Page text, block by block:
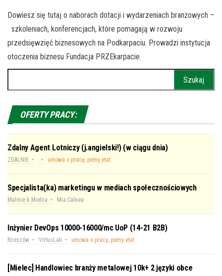
Dowiesz się tutaj o naborach dotacji i wydarzeniach branżowych –
szkoleniach, konferencjach, które pomagają w rozwoju
przedsięwzięć biznesowych na Podkarpaciu. Prowadzi instytucja
otoczenia biznesu Fundacja PRZEkarpacie.
OFERTY PRACY:
Zdalny Agent Lotniczy (j.angielski!) (w ciągu dnia)
ZDALNIE umowa o pracę, pełny etat
Specjalista(ka) marketingu w mediach społecznościowych
Malinie k.Mielca Mia Calnea
Inżynier DevOps 10000-16000/mc UoP (14-21 B2B)
Rzeszów VirtusLab umowa o pracę, pełny etat
[Mielec] Handlowiec branży metalowej 10k+ 2 języki obce